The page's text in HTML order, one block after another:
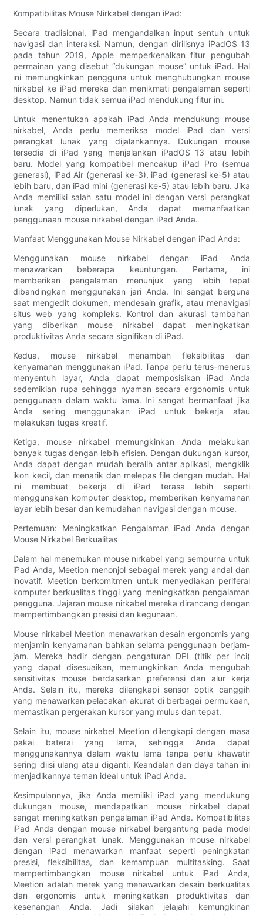
Kompatibilitas Mouse Nirkabel dengan iPad:
Secara tradisional, iPad mengandalkan input sentuh untuk
navigasi dan interaksi. Namun, dengan dirilisnya iPadOS 13
pada tahun 2019, Apple memperkenalkan fitur pengubah
permainan yang disebut “dukungan mouse” untuk iPad. Hal
ini memungkinkan pengguna untuk menghubungkan mouse
nirkabel ke iPad mereka dan menikmati pengalaman seperti
desktop. Namun tidak semua iPad mendukung fitur ini.
Untuk menentukan apakah iPad Anda mendukung mouse
nirkabel, Anda perlu memeriksa model iPad dan versi
perangkat lunak yang dijalankannya. Dukungan mouse
tersedia di iPad yang menjalankan iPadOS 13 atau lebih
baru. Model yang kompatibel mencakup iPad Pro (semua
generasi), iPad Air (generasi ke-3), iPad (generasi ke-5) atau
lebih baru, dan iPad mini (generasi ke-5) atau lebih baru. Jika
Anda memiliki salah satu model ini dengan versi perangkat
lunak yang diperlukan, Anda dapat memanfaatkan
penggunaan mouse nirkabel dengan iPad Anda.
Manfaat Menggunakan Mouse Nirkabel dengan iPad Anda:
Menggunakan mouse nirkabel dengan iPad Anda
menawarkan beberapa keuntungan. Pertama, ini
memberikan pengalaman menunjuk yang lebih tepat
dibandingkan menggunakan jari Anda. Ini sangat berguna
saat mengedit dokumen, mendesain grafik, atau menavigasi
situs web yang kompleks. Kontrol dan akurasi tambahan
yang diberikan mouse nirkabel dapat meningkatkan
produktivitas Anda secara signifikan di iPad.
Kedua, mouse nirkabel menambah fleksibilitas dan
kenyamanan menggunakan iPad. Tanpa perlu terus-menerus
menyentuh layar, Anda dapat memposisikan iPad Anda
sedemikian rupa sehingga nyaman secara ergonomis untuk
penggunaan dalam waktu lama. Ini sangat bermanfaat jika
Anda sering menggunakan iPad untuk bekerja atau
melakukan tugas kreatif.
Ketiga, mouse nirkabel memungkinkan Anda melakukan
banyak tugas dengan lebih efisien. Dengan dukungan kursor,
Anda dapat dengan mudah beralih antar aplikasi, mengklik
ikon kecil, dan menarik dan melepas file dengan mudah. Hal
ini membuat bekerja di iPad terasa lebih seperti
menggunakan komputer desktop, memberikan kenyamanan
layar lebih besar dan kemudahan navigasi dengan mouse.
Pertemuan: Meningkatkan Pengalaman iPad Anda dengan
Mouse Nirkabel Berkualitas
Dalam hal menemukan mouse nirkabel yang sempurna untuk
iPad Anda, Meetion menonjol sebagai merek yang andal dan
inovatif. Meetion berkomitmen untuk menyediakan periferal
komputer berkualitas tinggi yang meningkatkan pengalaman
pengguna. Jajaran mouse nirkabel mereka dirancang dengan
mempertimbangkan presisi dan kegunaan.
Mouse nirkabel Meetion menawarkan desain ergonomis yang
menjamin kenyamanan bahkan selama penggunaan berjam-
jam. Mereka hadir dengan pengaturan DPI (titik per inci)
yang dapat disesuaikan, memungkinkan Anda mengubah
sensitivitas mouse berdasarkan preferensi dan alur kerja
Anda. Selain itu, mereka dilengkapi sensor optik canggih
yang menawarkan pelacakan akurat di berbagai permukaan,
memastikan pergerakan kursor yang mulus dan tepat.
Selain itu, mouse nirkabel Meetion dilengkapi dengan masa
pakai baterai yang lama, sehingga Anda dapat
menggunakannya dalam waktu lama tanpa perlu khawatir
sering diisi ulang atau diganti. Keandalan dan daya tahan ini
menjadikannya teman ideal untuk iPad Anda.
Kesimpulannya, jika Anda memiliki iPad yang mendukung
dukungan mouse, mendapatkan mouse nirkabel dapat
sangat meningkatkan pengalaman iPad Anda. Kompatibilitas
iPad Anda dengan mouse nirkabel bergantung pada model
dan versi perangkat lunak. Menggunakan mouse nirkabel
dengan iPad menawarkan manfaat seperti peningkatan
presisi, fleksibilitas, dan kemampuan multitasking. Saat
mempertimbangkan mouse nirkabel untuk iPad Anda,
Meetion adalah merek yang menawarkan desain berkualitas
dan ergonomis untuk meningkatkan produktivitas dan
kesenangan Anda. Jadi silakan jelajahi kemungkinan